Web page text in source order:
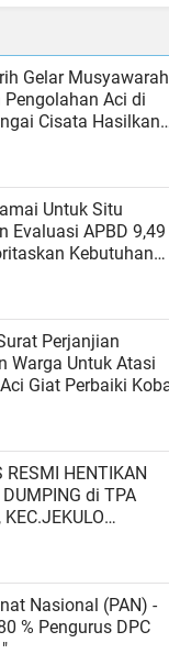
Gelar Musyawarah
Aci di
Cisata Hasilkan
Sementara
Untuk Situ
Kebutuhan
Belum Saat nya
Perjanjian
Warga Untuk Atasi
Giat Perbaiki
DUMPING di TPA
SISTEM
Nasional (PAN) -
% Pengurus DPC